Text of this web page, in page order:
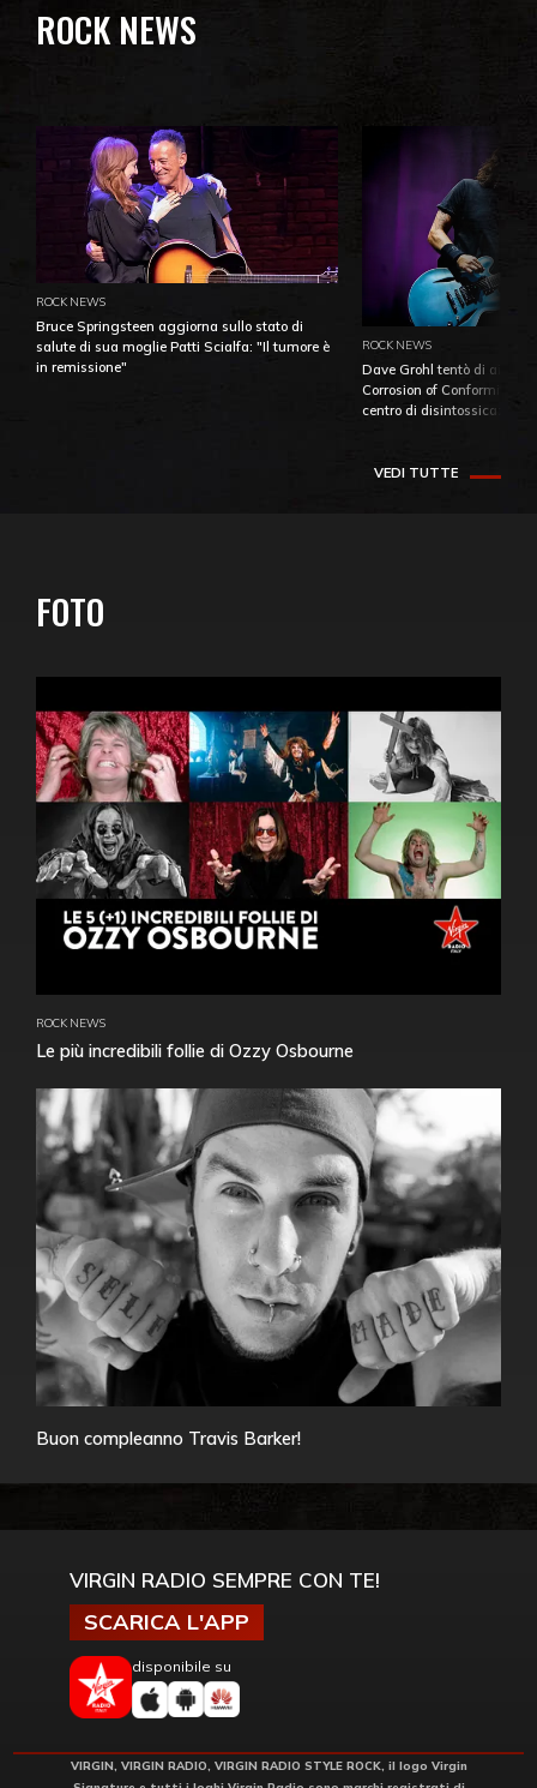
ROCK NEWS
ROCK NEWS
Bruce Springsteen aggiorna sullo stato di
salute di sua moglie Patti Scialfa: "Il tumore è
in remissione"
ROCK NEWS
Dave Grohl tentò di
Corrosion of Conformity
centro di
VEDI TUTTE
FOTO
ROCK NEWS
Le più incredibili follie di Ozzy Osbourne
Buon compleanno Travis Barker!
VIRGIN RADIO SEMPRE CON TE!
SCARICA L'APP
disponibile su
VIRGIN, VIRGIN RADIO, VIRGIN RADIO STYLE ROCK, il logo Virgin